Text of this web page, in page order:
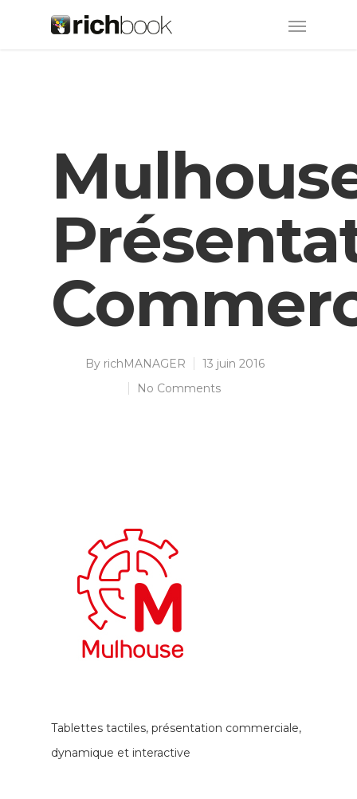
By richMANAGER
13 juin 2016
No Comments
Tablettes tactiles, présentation commerciale,
dynamique et interactive